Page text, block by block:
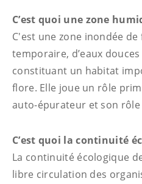
C’est quoi une zone
C'est une zone inondée
temporaire, d’eaux
constituant un habitat
flore. Elle joue un rôle
auto-épurateur et son rôle
C’est quoi la continuité
La continuité écologique
libre circulation des